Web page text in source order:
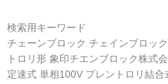
検索用キーワード
チェーンブロック チェインブロッ
トロリ形 象印チエンブロック株式
定速式 単相100V プレントロリ結